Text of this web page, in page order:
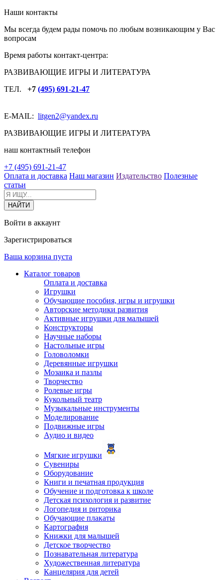
Наши контакты
Мы всегда будем рады помочь по любым возникающим у Вас
вопросам
Время работы контакт-центра:
РАЗВИВАЮЩИЕ ИГРЫ И ЛИТЕРАТУРА
ТЕЛ. +7 (495) 691-21-47
E-MAIL: litgen2@yandex.ru
РАЗВИВАЮЩИЕ ИГРЫ И ЛИТЕРАТУРА
наш контактный телефон
+7 (495) 691-21-47
Оплата и доставка Наш магазин Издательство Полезные
статьи
Войти в аккаунт
Зарегистрироваться
Ваша корзина пуста
Каталог товаров
Оплата и доставка
Игрушки
Обучающие пособия, игры и игрушки
Авторские методики развития
Активные игрушки для малышей
Конструкторы
Научные наборы
Настольные игры
Головоломки
Деревянные игрушки
Мозаика и пазлы
Творчество
Ролевые игры
Кукольный театр
Музыкальные инструменты
Моделирование
Подвижные игры
Аудио и видео
Мягкие игрушки
Сувениры
Оборудование
Книги и печатная продукция
Обучение и подготовка к школе
Детская психология и развитие
Логопедия и риторика
Обучающие плакаты
Картография
Книжки для малышей
Детское творчество
Познавательная литература
Художественная литература
Канцелярия для детей